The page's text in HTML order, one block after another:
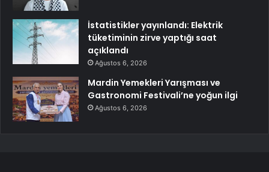
İstatistikler yayınlandı: Elektrik
tüketiminin zirve yaptığı saat
açıklandı
Ağustos 6, 2026
Mardin Yemekleri Yarışması ve
Gastronomi Festivali’ne yoğun ilgi
Ağustos 6, 2026